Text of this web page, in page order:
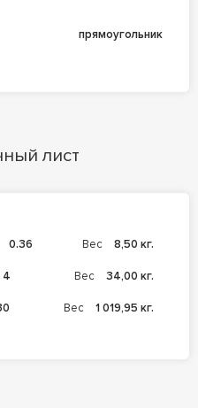
прямоугольник
лист
0.36 Вес 8,50 кг.
4 Вес 34,00 кг.
Вес 1 019,95 кг.